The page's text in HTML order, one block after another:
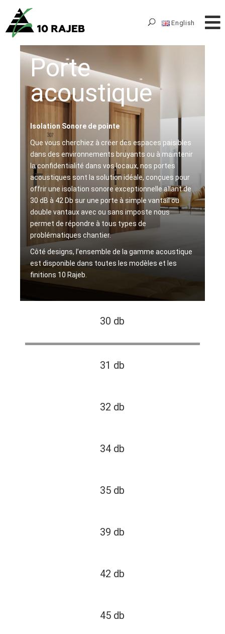
English
Porte
acoustique
Isolation Sonore de pointe
Que vous cherchiez à créer des espaces paisibles
dans des environnements bruyants ou à maintenir
la confidentialité dans vos locaux, nos portes
acoustiques sont la solution idéale, conçues pour
offrir une isolation sonore exceptionnelle allant de
30 dB à 42 Db sur une porte à simple vantail ou
double vantaux avec ou sans imposte nous
permet de répondre à tous types de
problématiques chantier.
Côté designs, l’ensemble de la gamme acoustique
est disponible dans toutes les modèles et les
finitions 10 Rajeb.
30 db
31 db
32 db
34 db
35 db
39 db
42 db
45 db